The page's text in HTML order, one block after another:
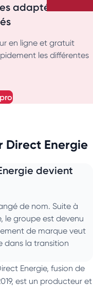
adaptées aux
en ligne et gratuit
les différentes
Direct Energie
devient
de nom. Suite à
le groupe est devenu
de marque veut
dans la transition
Energie, fusion de
est un producteur et